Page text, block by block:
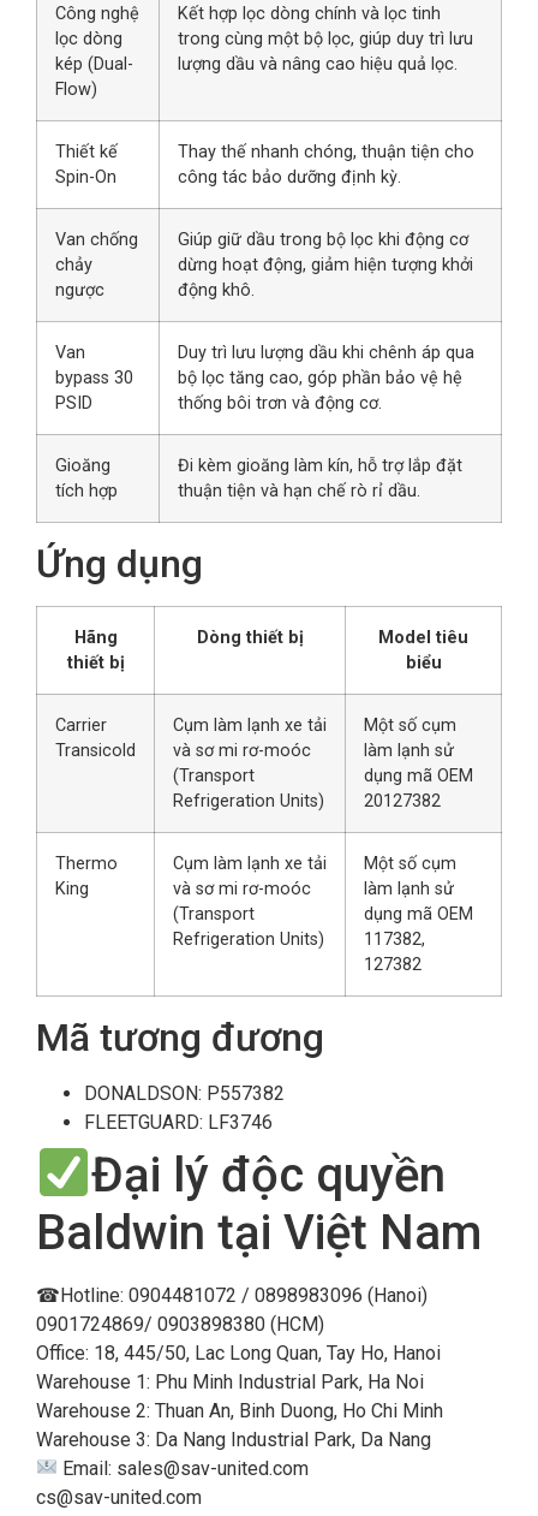
Công nghệ
lọc dòng
kép (Dual-
Flow)
Kết hợp lọc dòng chính và lọc tinh
trong cùng một bộ lọc, giúp duy trì lưu
lượng dầu và nâng cao hiệu quả lọc.
Thiết kế
Spin-On
Thay thế nhanh chóng, thuận tiện cho
công tác bảo dưỡng định kỳ.
Van chống
chảy
ngược
Giúp giữ dầu trong bộ lọc khi động cơ
dừng hoạt động, giảm hiện tượng khởi
động khô.
Van
bypass 30
PSID
Duy trì lưu lượng dầu khi chênh áp qua
bộ lọc tăng cao, góp phần bảo vệ hệ
thống bôi trơn và động cơ.
Gioăng
tích hợp
Đi kèm gioăng làm kín, hỗ trợ lắp đặt
thuận tiện và hạn chế rò rỉ dầu.
Ứng dụng
Hãng
thiết bị
Dòng thiết bị
Model tiêu
biểu
Carrier
Transicold
Cụm làm lạnh xe tải
và sơ mi rơ-moóc
(Transport
Refrigeration Units)
Một số cụm
làm lạnh sử
dụng mã OEM
20127382
Thermo
King
Cụm làm lạnh xe tải
và sơ mi rơ-moóc
(Transport
Refrigeration Units)
Một số cụm
làm lạnh sử
dụng mã OEM
117382,
127382
Mã tương đương
DONALDSON: P557382
FLEETGUARD: LF3746
Đại lý độc quyền
Baldwin tại Việt Nam
☎Hotline: 0904481072 / 0898983096 (Hanoi)
0901724869/ 0903898380 (HCM)
Office: 18, 445/50, Lac Long Quan, Tay Ho, Hanoi
Warehouse 1: Phu Minh Industrial Park, Ha Noi
Warehouse 2: Thuan An, Binh Duong, Ho Chi Minh
Warehouse 3: Da Nang Industrial Park, Da Nang
Email: sales@sav-united.com
cs@sav-united.com